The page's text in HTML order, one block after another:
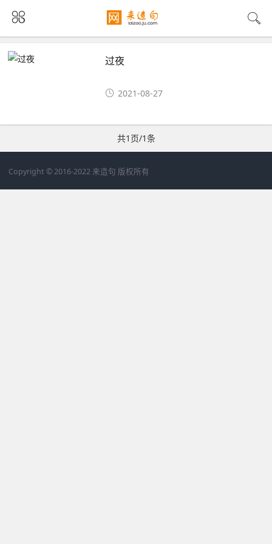
过夜
2021-08-27
共1页/1条
Copyright © 2016-2022 来造句 版权所有